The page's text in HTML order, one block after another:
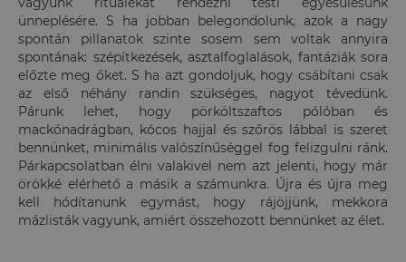
ünneplésére. S ha jobban belegondolunk, azok a nagy
spontán pillanatok szinte sosem sem voltak annyira
spontának: szépítkezések, asztalfoglalások, fantáziák sora
előzte meg őket. S ha azt gondoljuk, hogy csábítani csak
az első néhány randin szükséges, nagyot tévedünk.
Párunk lehet, hogy pörköltszaftos pólóban és
mackónadrágban, kócos hajjal és szőrös lábbal is szeret
bennünket, minimális valószínűséggel fog felizgulni ránk.
Párkapcsolatban élni valakivel nem azt jelenti, hogy már
örökké elérhető a másik a számunkra. Újra és újra meg
kell hódítanunk egymást, hogy rájöjjünk, mekkora
mázlisták vagyunk, amiért összehozott bennünket az élet.